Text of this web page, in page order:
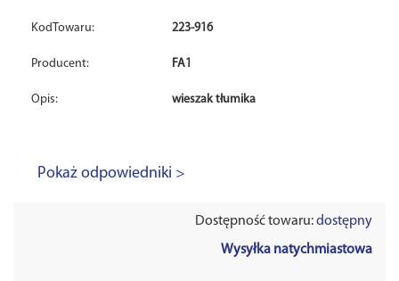
KodTowaru: 223-916
Producent: FA1
Opis: wieszak tłumika
Pokaż odpowiedniki >
Dostępność towaru:dostępny
Wysyłka natychmiastowa